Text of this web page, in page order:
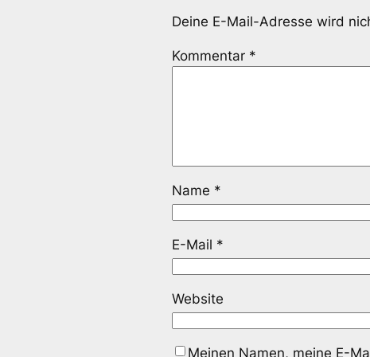
Deine E-Mail-Adresse wird
Kommentar *
Name *
E-Mail *
Website
Meinen Namen, meine E-